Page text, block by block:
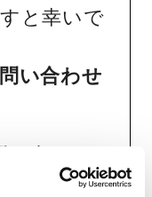
と幸いで
い合わせ
証）をご